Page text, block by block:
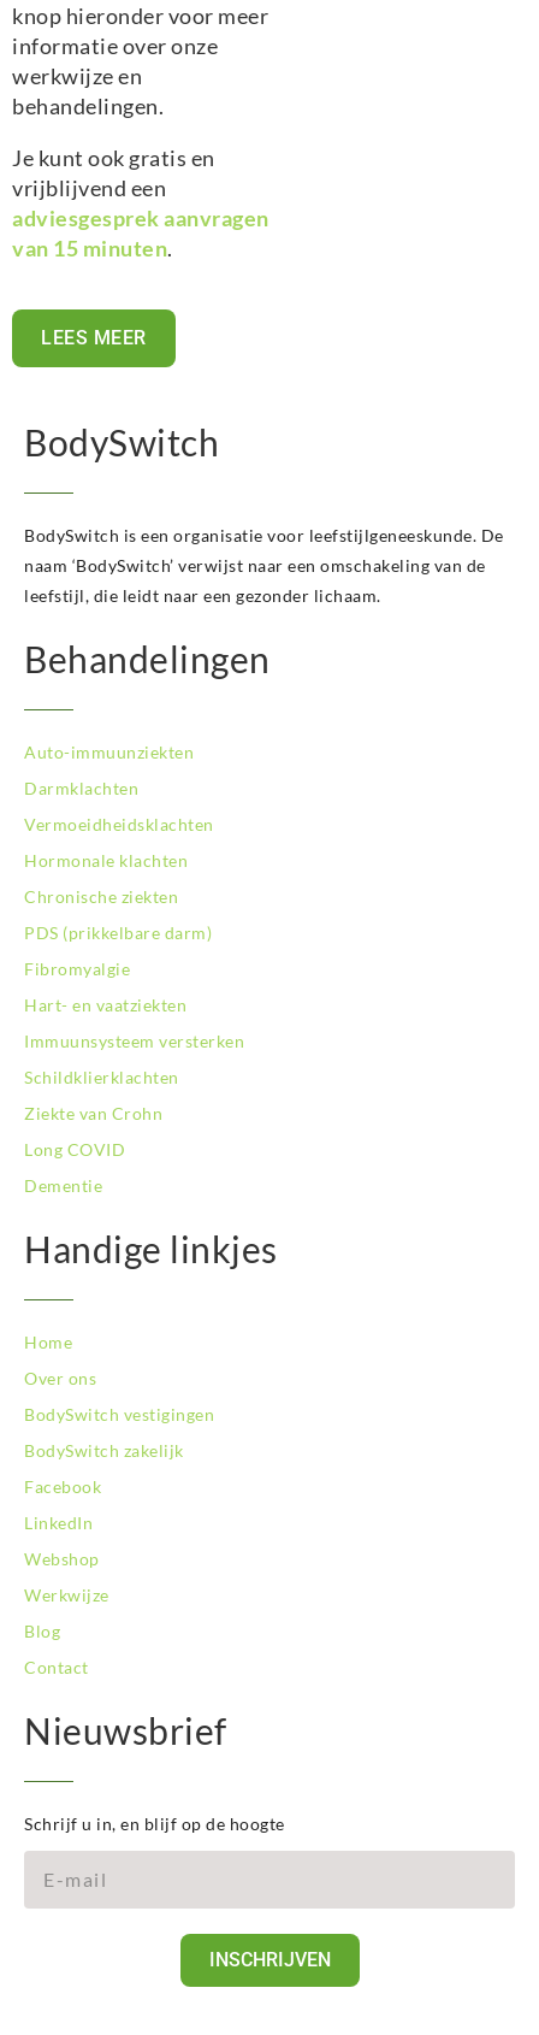
knop hieronder voor meer
informatie over onze
werkwijze en
behandelingen.
Je kunt ook gratis en
vrijblijvend een
adviesgesprek aanvragen
van 15 minuten.
LEES MEER
BodySwitch
BodySwitch is een organisatie voor leefstijlgeneeskunde. De
naam ‘BodySwitch’ verwijst naar een omschakeling van de
leefstijl, die leidt naar een gezonder lichaam.
Behandelingen
Auto-immuunziekten
Darmklachten
Vermoeidheidsklachten
Hormonale klachten
Chronische ziekten
PDS (prikkelbare darm)
Fibromyalgie
Hart- en vaatziekten
Immuunsysteem versterken
Schildklierklachten
Ziekte van Crohn
Long COVID
Dementie
Handige linkjes
Home
Over ons
BodySwitch vestigingen
BodySwitch zakelijk
Facebook
LinkedIn
Webshop
Werkwijze
Blog
Contact
Nieuwsbrief
Schrijf u in, en blijf op de hoogte
INSCHRIJVEN